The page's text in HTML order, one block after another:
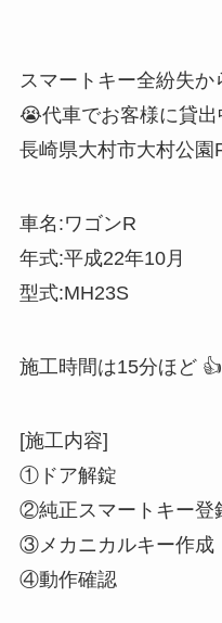
スマートキー全紛失
😭代車でお客様に貸
長崎県大村市大村公園
車名:ワゴンR
年式:平成22年10月
型式:MH23S
施工時間は15分ほど
[施工内容]
①ドア解錠
②純正スマートキー登
③メカニカルキー作成
④動作確認